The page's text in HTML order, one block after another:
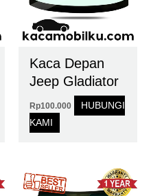
Kaca Depan
Jeep Gladiator
Rp100.000
HUBUNGI
KAMI